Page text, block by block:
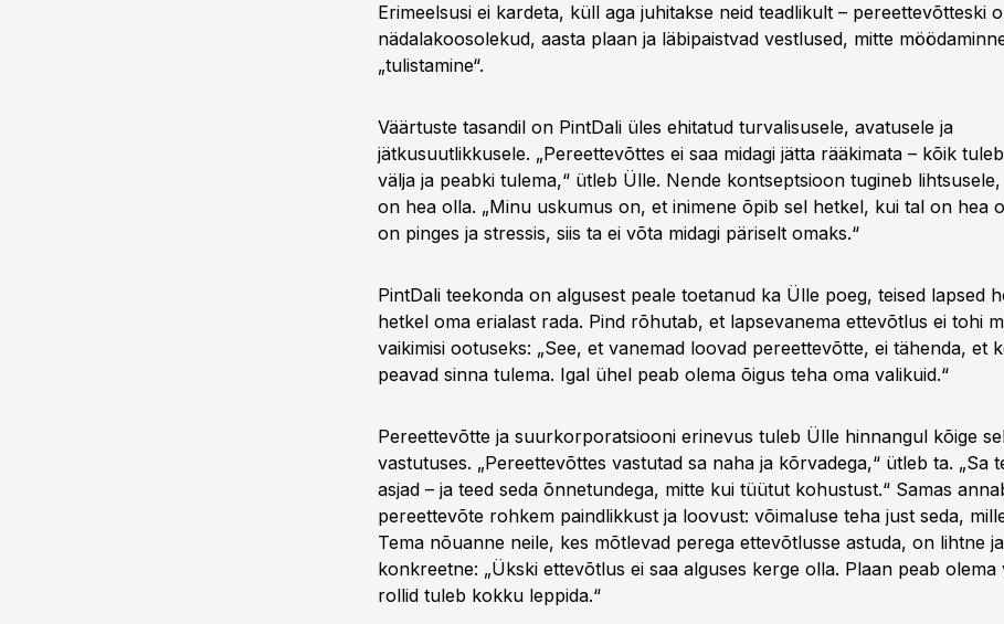
Erimeelsusi ei kardeta, küll aga juhitakse neid teadlikult – pereettevõtteski
nädalakoosolekud, aasta plaan ja läbipaistvad vestlused, mitte
„tulistamine“.
Väärtuste tasandil on PintDali üles ehitatud turvalisusele, avatusele ja
jätkusuutlikkusele. „Pereettevõttes ei saa midagi jätta rääkimata – kõik
välja ja peabki tulema,“ ütleb Ülle. Nende kontseptsioon tugineb
on hea olla. „Minu uskumus on, et inimene õpib sel hetkel, kui tal on hea
on pinges ja stressis, siis ta ei võta midagi päriselt omaks.“
PintDali teekonda on algusest peale toetanud ka Ülle poeg, teised lapsed
hetkel oma erialast rada. Pind rõhutab, et lapsevanema ettevõtlus ei tohi
vaikimisi ootuseks: „See, et vanemad loovad pereettevõtte, ei tähenda, et
peavad sinna tulema. Igal ühel peab olema õigus teha oma valikuid.“
Pereettevõtte ja suurkorporatsiooni erinevus tuleb Ülle hinnangul kõige
vastutuses. „Pereettevõttes vastutad sa naha ja kõrvadega,“ ütleb ta. „Sa
asjad – ja teed seda õnnetundega, mitte kui tüütut kohustust.“ Samas
pereettevõte rohkem paindlikkust ja loovust: võimaluse teha just seda,
Tema nõuanne neile, kes mõtlevad perega ettevõtlusse astuda, on lihtne ja
konkreetne: „Ükski ettevõtlus ei saa alguses kerge olla. Plaan peab olema
rollid tuleb kokku leppida.“